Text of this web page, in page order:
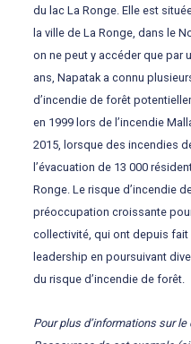
du lac La Ronge. Elle est
la ville de La Ronge, dans le
on ne peut y accéder que par
ans, Napatak a connu
d’incendie de forêt
en 1999 lors de l’incendie
2015, lorsque des incendies
l’évacuation de 13 000
Ronge. Le risque d’incendie
préoccupation croissante
collectivité, qui ont depuis fait
leadership en poursuivant
du risque d’incendie de forêt.
Pour plus d’informations sur